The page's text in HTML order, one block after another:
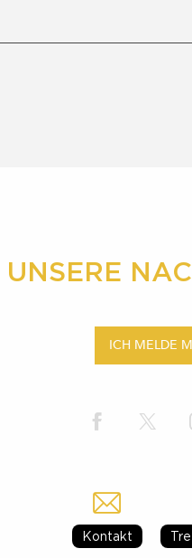
UNSERE
ICH MELDE
Kontakt